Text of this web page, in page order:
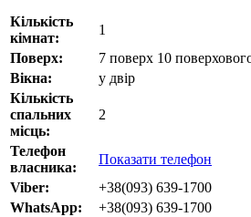
Кількість
кімнат:
1
Поверх:
7 поверх 10
Вікна:
у двір
Кількість
спальних
місць:
2
Телефон
власника:
Показати телефон
Viber:
+38(093) 639-1700
WhatsApp:
+38(093) 639-1700